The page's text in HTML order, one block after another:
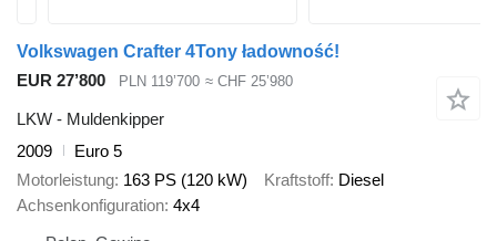
Volkswagen Crafter 4Tony ładowność!
EUR 27’800
PLN 119’700 ≈ CHF 25’980
LKW - Muldenkipper
2009
Euro 5
Motorleistung 163 PS (120 kW) Kraftstoff Diesel
Achsenkonfiguration 4x4